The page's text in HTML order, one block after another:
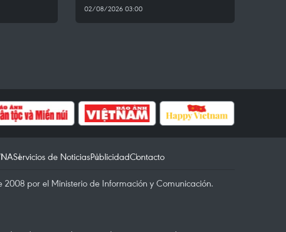
02/08/2026 03:00
Servicios de NoticiasPublicidadContacto
2008 por el Ministerio de Información y Comunicación.